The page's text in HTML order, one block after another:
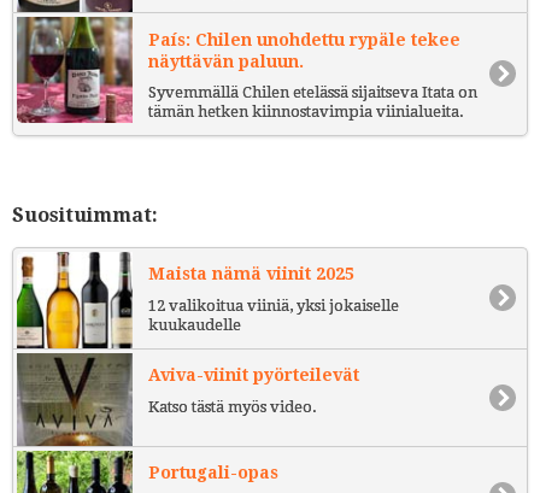
País: Chilen unohdettu rypäle tekee
näyttävän paluun.
Syvemmällä Chilen etelässä sijaitseva Itata on
tämän hetken kiinnostavimpia viinialueita.
Suosituimmat:
Maista nämä viinit 2025
12 valikoitua viiniä, yksi jokaiselle
kuukaudelle
Aviva-viinit pyörteilevät
Katso tästä myös video.
Portugali-opas